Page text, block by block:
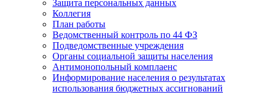
Защита персональных данных
Коллегия
План работы
Ведомственный контроль по 44 ФЗ
Подведомственные учреждения
Органы социальной защиты населения
Антимонопольный комплаенс
Информирование населения о результатах
использования бюджетных ассигнований